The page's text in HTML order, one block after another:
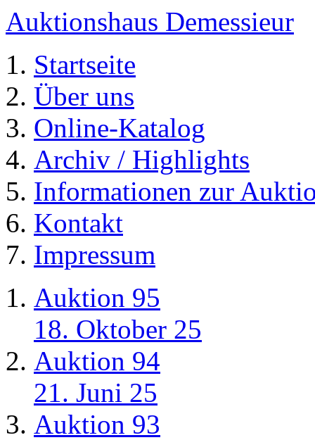
Auktionshaus Demessieur
Startseite
Über uns
Online-Katalog
Archiv / Highlights
Informationen zur
Kontakt
Impressum
Auktion 95
18. Oktober 25
Auktion 94
21. Juni 25
Auktion 93